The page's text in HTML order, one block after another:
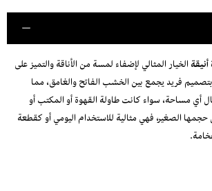
الخيار المثالي لإضفاء لمسة من الأناقة والتميز على
فريد يجمع بين الخشب الفاتح والغامق، مما
أي مساحة، سواء كانت طاولة القهوة أو المكتب أو
الصغير، فهي مثالية للاستخدام اليومي أو كقطعة